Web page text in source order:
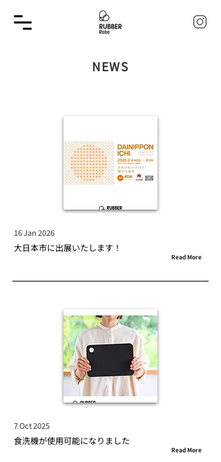
NEWS
16 Jan 2026
大日本市に出展いたします！
Read More
7 Oct 2025
食洗機が使用可能になりました
Read More